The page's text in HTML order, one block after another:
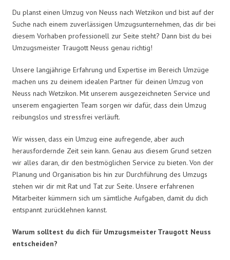
Du planst einen Umzug von Neuss nach Wetzikon und bist auf der
Suche nach einem zuverlässigen Umzugsunternehmen, das dir bei
diesem Vorhaben professionell zur Seite steht? Dann bist du bei
Umzugsmeister Traugott Neuss genau richtig!
Unsere langjährige Erfahrung und Expertise im Bereich Umzüge
machen uns zu deinem idealen Partner für deinen Umzug von
Neuss nach Wetzikon. Mit unserem ausgezeichneten Service und
unserem engagierten Team sorgen wir dafür, dass dein Umzug
reibungslos und stressfrei verläuft.
Wir wissen, dass ein Umzug eine aufregende, aber auch
herausfordernde Zeit sein kann. Genau aus diesem Grund setzen
wir alles daran, dir den bestmöglichen Service zu bieten. Von der
Planung und Organisation bis hin zur Durchführung des Umzugs
stehen wir dir mit Rat und Tat zur Seite. Unsere erfahrenen
Mitarbeiter kümmern sich um sämtliche Aufgaben, damit du dich
entspannt zurücklehnen kannst.
Warum solltest du dich für Umzugsmeister Traugott Neuss
entscheiden?